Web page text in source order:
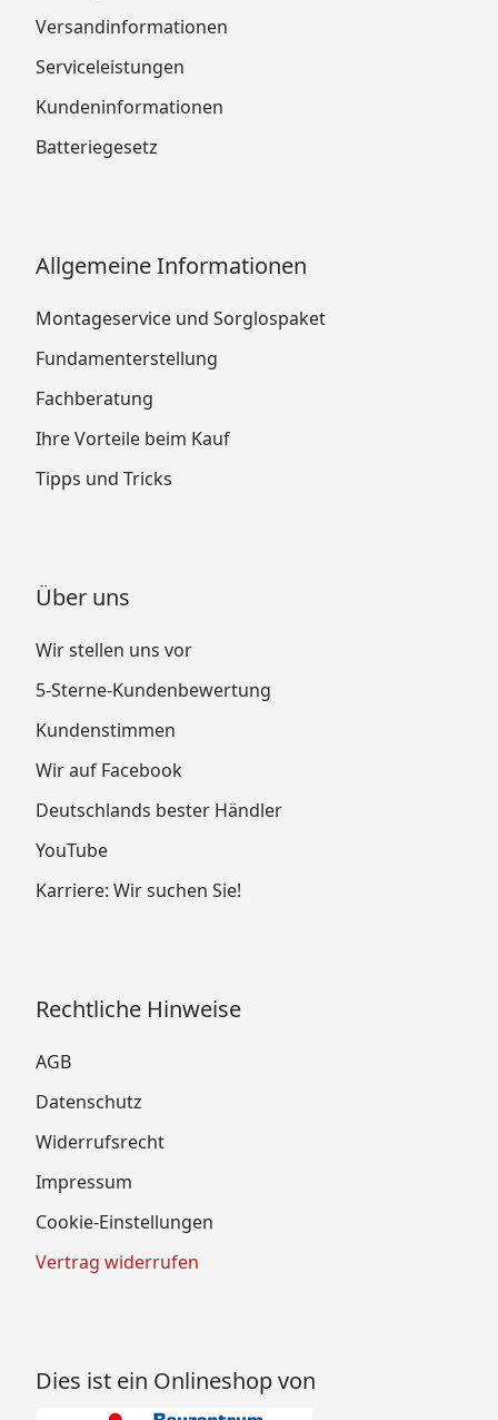
Versandinformationen
Serviceleistungen
Kundeninformationen
Batteriegesetz
Allgemeine Informationen
Montageservice und Sorglospaket
Fundamenterstellung
Fachberatung
Ihre Vorteile beim Kauf
Tipps und Tricks
Über uns
Wir stellen uns vor
5-Sterne-Kundenbewertung
Kundenstimmen
Wir auf Facebook
Deutschlands bester Händler
YouTube
Karriere: Wir suchen Sie!
Rechtliche Hinweise
AGB
Datenschutz
Widerrufsrecht
Impressum
Cookie-Einstellungen
Vertrag widerrufen
Dies ist ein Onlineshop von